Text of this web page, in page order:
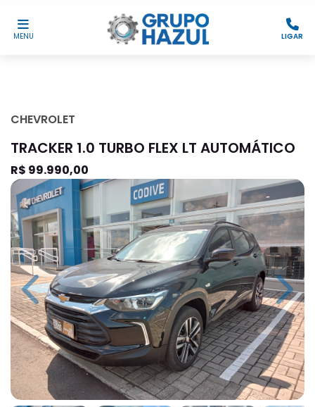
MENU LIGAR
CHEVROLET
TRACKER 1.0 TURBO FLEX LT AUTOMÁTICO
R$ 99.990,00
Previous Next